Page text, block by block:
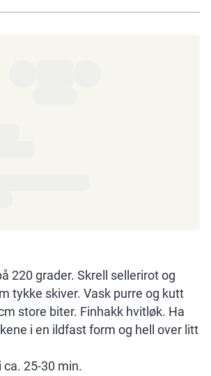
220 grader. Skrell sellerirot og
tykke skiver. Vask purre og kutt
store biter. Finhakk hvitløk. Ha
i en ildfast form og hell over litt
ca. 25-30 min.